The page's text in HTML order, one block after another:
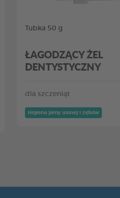
Tubka 50 g
ŁAGODZĄCY ŻEL
DENTYSTYCZNY
dla szczeniąt
Higiena jamy ustnej i zębów